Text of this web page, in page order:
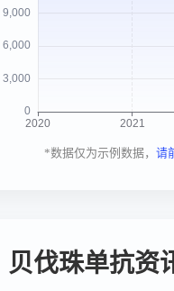
*数据仅为示例数据， 请
贝伐珠单抗资